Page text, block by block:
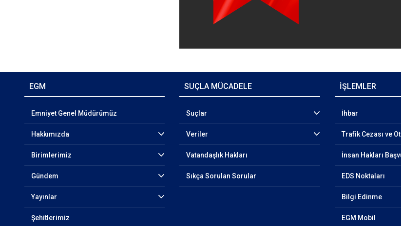
EGM
Emniyet Genel Müdürümüz
Hakkımızda
Birimlerimiz
Gündem
Yayınlar
Şehitlerimiz
SUÇLA MÜCADELE
Suçlar
Veriler
Vatandaşlık Hakları
Sıkça Sorulan Sorular
İŞLEMLER
İhbar
Trafik Cezası ve
İnsan Hakları
EDS Noktaları
Bilgi Edinme
EGM Mobil